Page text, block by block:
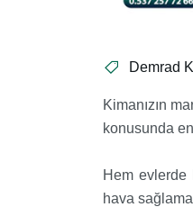
Demrad
Kimanızın
konusunda
Hem evlerde
hava